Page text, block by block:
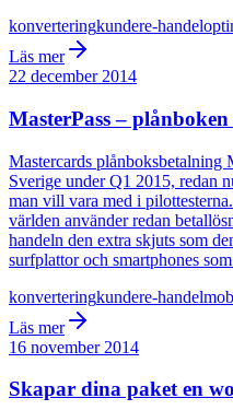
konverteringkundere-handel
Läs mer
22 december 2014
MasterPass –
Mastercards plånboksbetalning
Sverige under Q1 2015, redan
man vill vara med i
världen använder redan
handeln den extra skjuts som
surfplattor och smartphones
konverteringkundere-handel
Läs mer
16 november 2014
Skapar dina paket en